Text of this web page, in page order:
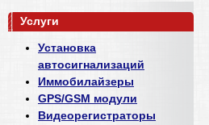
Услуги
Установка
автосигнализаций
Иммобилайзеры
GPS/GSM модули
Видеорегистраторы